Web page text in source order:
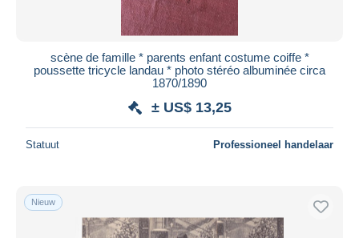
scène de famille * parents enfant costume coiffe *
poussette tricycle landau * photo stéréo albuminée circa
1870/1890
± US$ 13,25
Statuut Professioneel handelaar
Nieuw